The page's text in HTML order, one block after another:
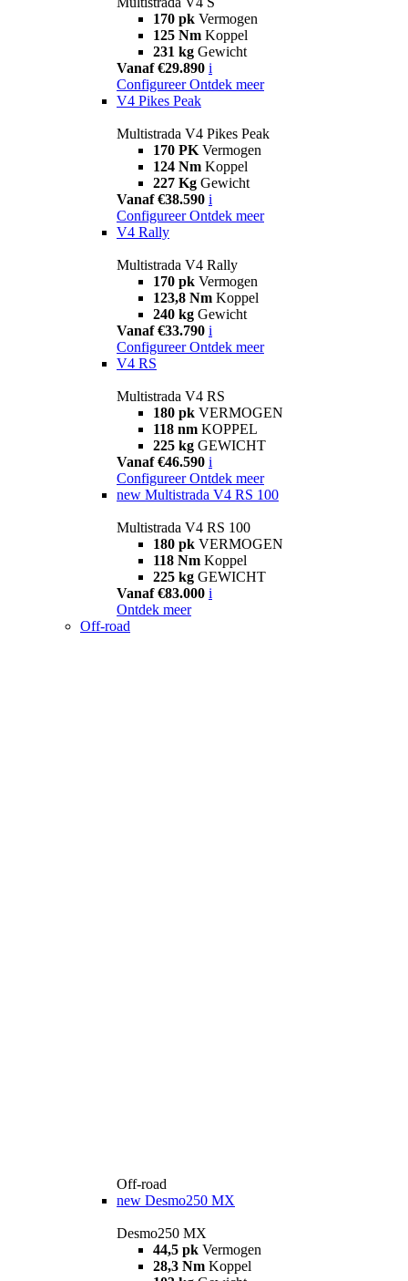
170 pk Vermogen
125 Nm Koppel
231 kg Gewicht
Vanaf €29.890 i
Configureer Ontdek meer
V4 Pikes Peak
Multistrada V4 Pikes Peak
170 PK Vermogen
124 Nm Koppel
227 Kg Gewicht
Vanaf €38.590 i
Configureer Ontdek meer
V4 Rally
Multistrada V4 Rally
170 pk Vermogen
123,8 Nm Koppel
240 kg Gewicht
Vanaf €33.790 i
Configureer Ontdek meer
V4 RS
Multistrada V4 RS
180 pk VERMOGEN
118 nm KOPPEL
225 kg GEWICHT
Vanaf €46.590 i
Configureer Ontdek meer
new Multistrada V4 RS 100
Multistrada V4 RS 100
180 pk VERMOGEN
118 Nm Koppel
225 kg GEWICHT
Vanaf €83.000 i
Ontdek meer
Off-road
Off-road
new Desmo250 MX
Desmo250 MX
44,5 pk Vermogen
28,3 Nm Koppel